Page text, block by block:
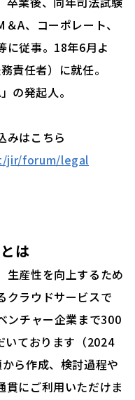
A、コーポレート、
に従事。18年6⽉よ
責任者）に就任。
の発起人。
みはこちら
jir/forum/legal
は
生産性を向上するため
クラウドサービスで
ンチャー企業まで300
いております（2024
ら作成、検討過程や
貫にご利用いただけま